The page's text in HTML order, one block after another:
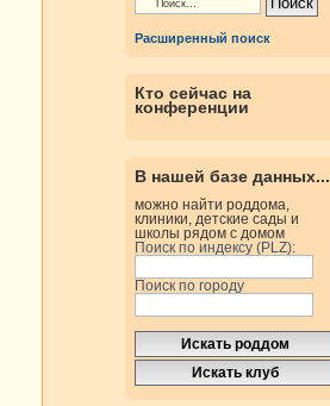
Расширенный поиск
Кто сейчас на
конференции
В нашей базе данных...
можно найти роддома,
клиники, детские сады и
школы рядом с домом
Поиск по индексу (PLZ):
Поиск по городу